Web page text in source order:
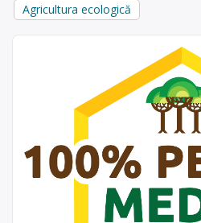
Agricultura ecologică